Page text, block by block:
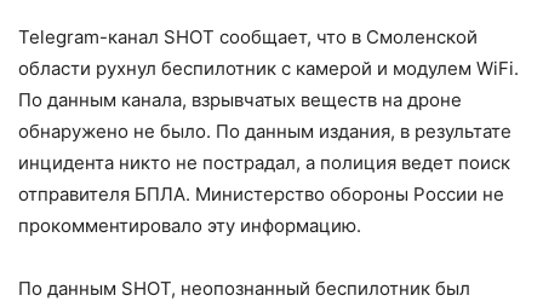
Telegram-канал SHOT сообщает, что в Смоленской
области рухнул беспилотник с камерой и модулем WiFi.
По данным канала, взрывчатых веществ на дроне
обнаружено не было. По данным издания, в результате
инцидента никто не пострадал, а полиция ведет поиск
отправителя БПЛА. Министерство обороны России не
прокомментировало эту информацию.
По данным SHOT, неопознанный беспилотник был